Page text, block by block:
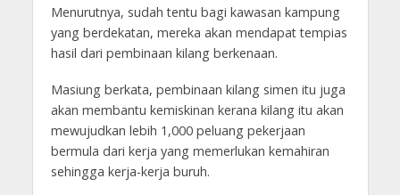
Menurutnya, sudah tentu bagi kawasan kampung
yang berdekatan, mereka akan mendapat tempias
hasil dari pembinaan kilang berkenaan.
Masiung berkata, pembinaan kilang simen itu juga
akan membantu kemiskinan kerana kilang itu akan
mewujudkan lebih 1,000 peluang pekerjaan
bermula dari kerja yang memerlukan kemahiran
sehingga kerja-kerja buruh.